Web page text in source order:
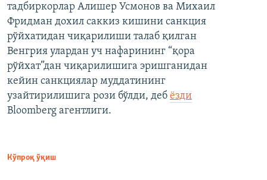
тадбиркорлар Алишер Усмонов ва Михаил
Фридман дохил саккиз кишини санкция
рўйхатидан чиқарилиши талаб қилган
Венгрия улардан уч нафарининг “қора
рўйхат”дан чиқарилишига эришганидан
кейин санкциялар муддатининг
узайтирилишига рози бўлди, деб ёзди
Bloomberg агентлиги.
Кўпроқ ўқиш